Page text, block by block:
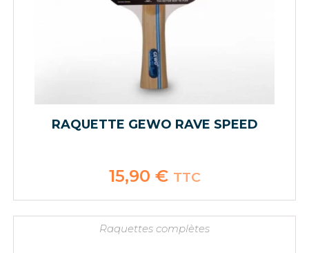
RAQUETTE GEWO RAVE SPEED
15,90 € TTC
Raquettes complètes